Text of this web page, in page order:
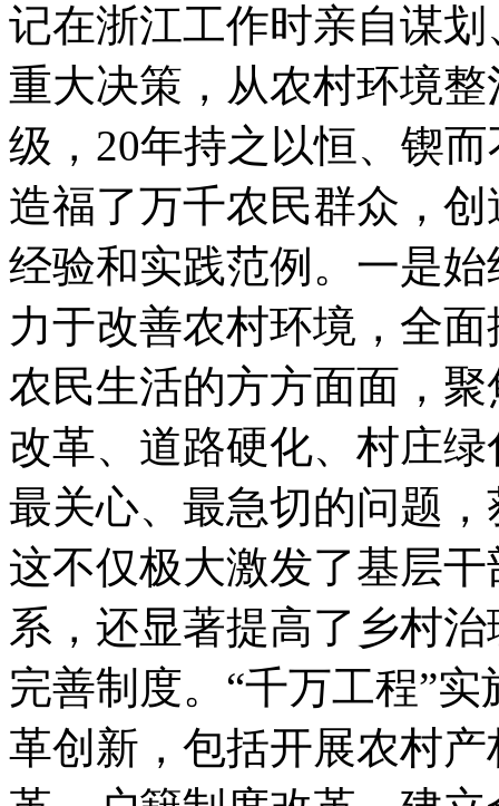
记在浙江工作时亲自谋
重大决策，从农村环境
级，20年持之以恒、锲
造福了万千农民群众，
经验和实践范例。一是
力于改善农村环境，全
农民生活的方方面面，
改革、道路硬化、村庄
最关心、最急切的问题
这不仅极大激发了基层
系，还显著提高了乡村
完善制度。“千万工程”
革创新，包括开展农村